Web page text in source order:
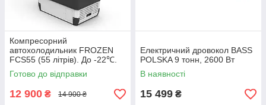
Компресорний
автохолодильник FROZEN
FCS55 (55 літрів). До -22℃.
Живлення 12, 24, 220 вольт
Готово до відправки
12 900 ₴ 14 900 ₴
Електричний дровокол BASS
POLSKA 9 тонн, 2600 Вт
В наявності
15 499 ₴